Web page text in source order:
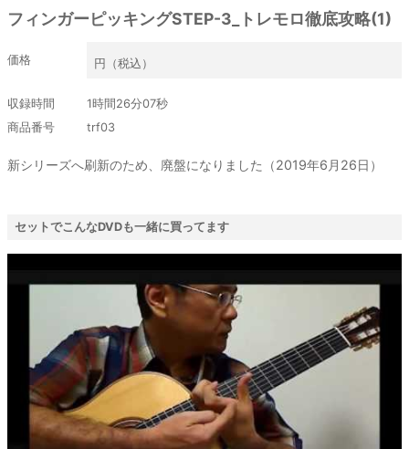
フィンガーピッキングSTEP-3_トレモロ徹底攻略(1)
価格 円（税込）
収録時間
1時間26分07秒
商品番号
trf03
新シリーズへ刷新のため、廃盤になりました（2019年6月26日）
セットでこんなDVDも一緒に買ってます